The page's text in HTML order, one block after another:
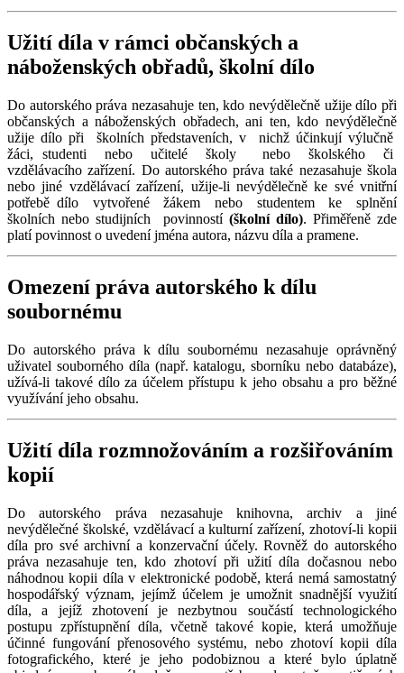
Užití díla v rámci občanských a
náboženských obřadů, školní dílo
Do autorského práva nezasahuje ten, kdo nevýdělečně užije dílo při
občanských a náboženských obřadech, ani ten, kdo nevýdělečně
užije dílo při školních představeních, v nichž účinkují výlučně
žáci, studenti nebo učitelé školy nebo školského či
vzdělávacího zařízení. Do autorského práva také nezasahuje škola
nebo jiné vzdělávací zařízení, užije-li nevýdělečně ke své vnitřní
potřebě dílo vytvořené žákem nebo studentem ke splnění
školních nebo studijních povinností (školní dílo). Přiměřeně zde
platí povinnost o uvedení jména autora, názvu díla a pramene.
Omezení práva autorského k dílu
soubornému
Do autorského práva k dílu soubornému nezasahuje oprávněný
uživatel souborného díla (např. katalogu, sborníku nebo databáze),
užívá-li takové dílo za účelem přístupu k jeho obsahu a pro běžné
využívání jeho obsahu.
Užití díla rozmnožováním a rozšiřováním
kopií
Do autorského práva nezasahuje knihovna, archiv a jiné
nevýdělečné školské, vzdělávací a kulturní zařízení, zhotoví-li kopii
díla pro své archivní a konzervační účely. Rovněž do autorského
práva nezasahuje ten, kdo zhotoví při užití díla dočasnou nebo
náhodnou kopii díla v elektronické podobě, která nemá samostatný
hospodářský význam, jejímž účelem je umožnit snadnější využití
díla, a jejíž zhotovení je nezbytnou součástí technologického
postupu zpřístupnění díla, včetně takové kopie, která umožňuje
účinné fungování přenosového systému, nebo zhotoví kopii díla
fotografického, které je jeho podobiznou a které bylo úplatně